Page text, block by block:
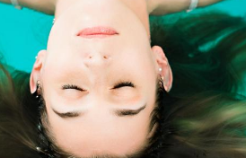
La sieste empêche-t-elle
de dormir la nuit ?
VIH : la fin du comprimé
tous les jours se profile-t-
elle enfin ?